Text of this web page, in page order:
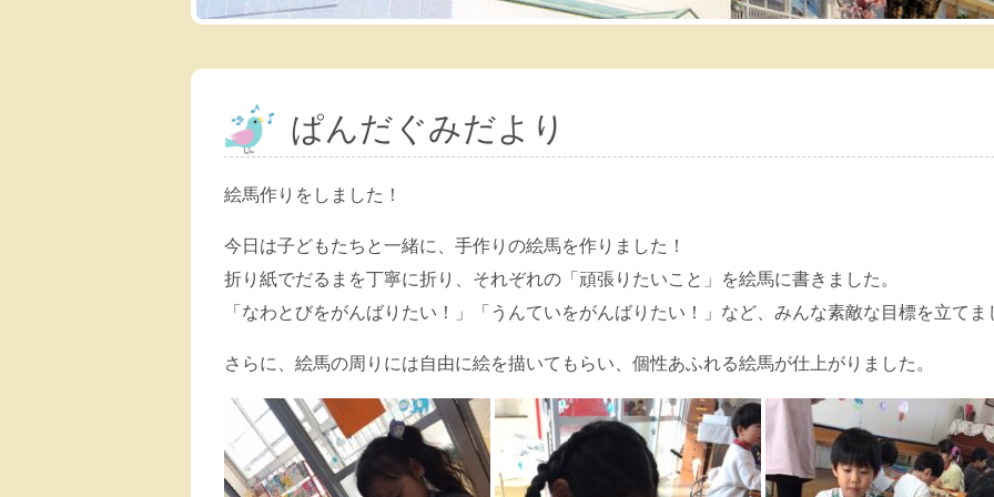
ぱんだぐみだより
絵馬作りをしました！
今日は子どもたちと一緒に、手作りの絵馬を作りました！
折り紙でだるまを丁寧に折り、それぞれの「頑張りたいこと」を絵馬に書きました。
「なわとびをがんばりたい！」「うんていをがんばりたい！」など、みんな素敵な目標を立てま
さらに、絵馬の周りには自由に絵を描いてもらい、個性あふれる絵馬が仕上がりました。